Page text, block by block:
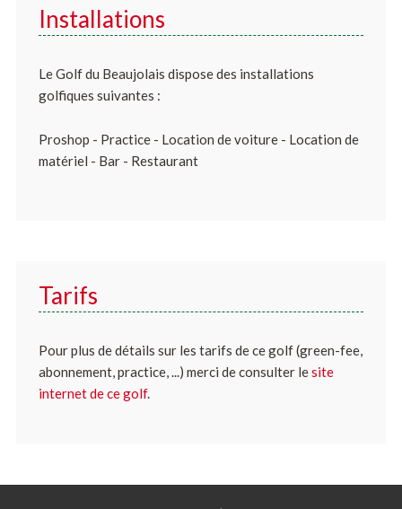
Installations
Le Golf du Beaujolais dispose des installations
golfiques suivantes :
Proshop - Practice - Location de voiture - Location de
matériel - Bar - Restaurant
Tarifs
Pour plus de détails sur les tarifs de ce golf (green-fee,
abonnement, practice, ...) merci de consulter lesite
internet de ce golf.